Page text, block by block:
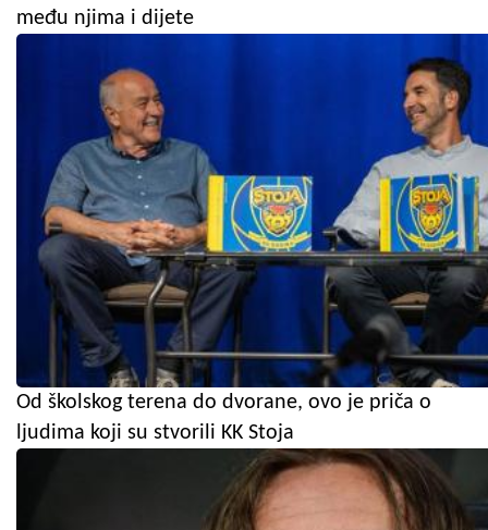
među njima i dijete
Od školskog terena do dvorane, ovo je priča o
ljudima koji su stvorili KK Stoja